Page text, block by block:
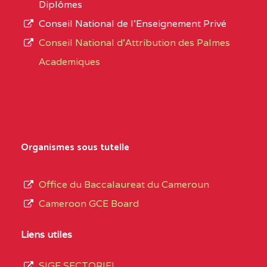
CENTRE
COLLEGE PRIVE
CENTRE
COLLEGE PRIVE LAIC
SAINT MICHEL
L’offre
d’éducation
de
du
Diplômes
Conseil National de l’Enseignement Privé
Conseil National d'Attribution des Palmes
Academiques
Organismes sous tutelle
Office du Baccalaureat du Cameroun
Cameroon GCE Board
Liens utiles